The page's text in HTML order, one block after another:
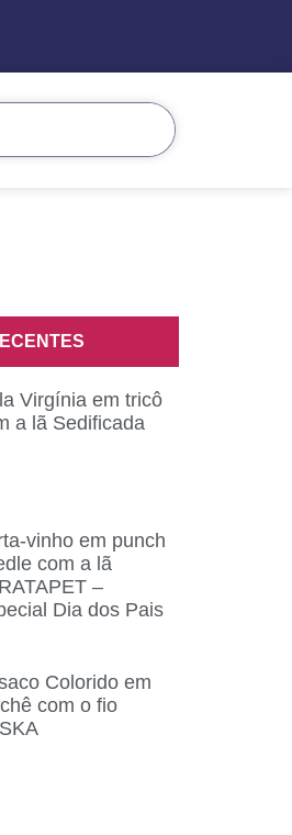
Virgínia em tricô
a lã Sedificada
vinho em punch
com a lã
–
Dia dos Pais
Colorido em
com o fio